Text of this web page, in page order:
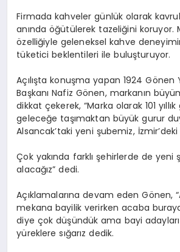
Firmada kahveler günlük olarak
anında öğütülerek tazeliğini koruyor.
özelliğiyle geleneksel kahve
tüketici beklentileri ile buluşturuyor.
Açılışta konuşma yapan 1924
Başkanı Nafiz Gönen, markanın
dikkat çekerek, “Marka olarak 101
geleceğe taşımaktan büyük gurur
Alsancak’taki yeni şubemiz, İzmir’deki
Çok yakında farklı şehirlerde de yeni
alacağız” dedi.
Açıklamalarına devam eden Gönen,
mekana bayilik verirken acaba
diye çok düşündük ama bayi
yüreklere sığarız dedik.